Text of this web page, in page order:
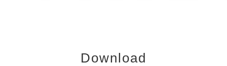
Download